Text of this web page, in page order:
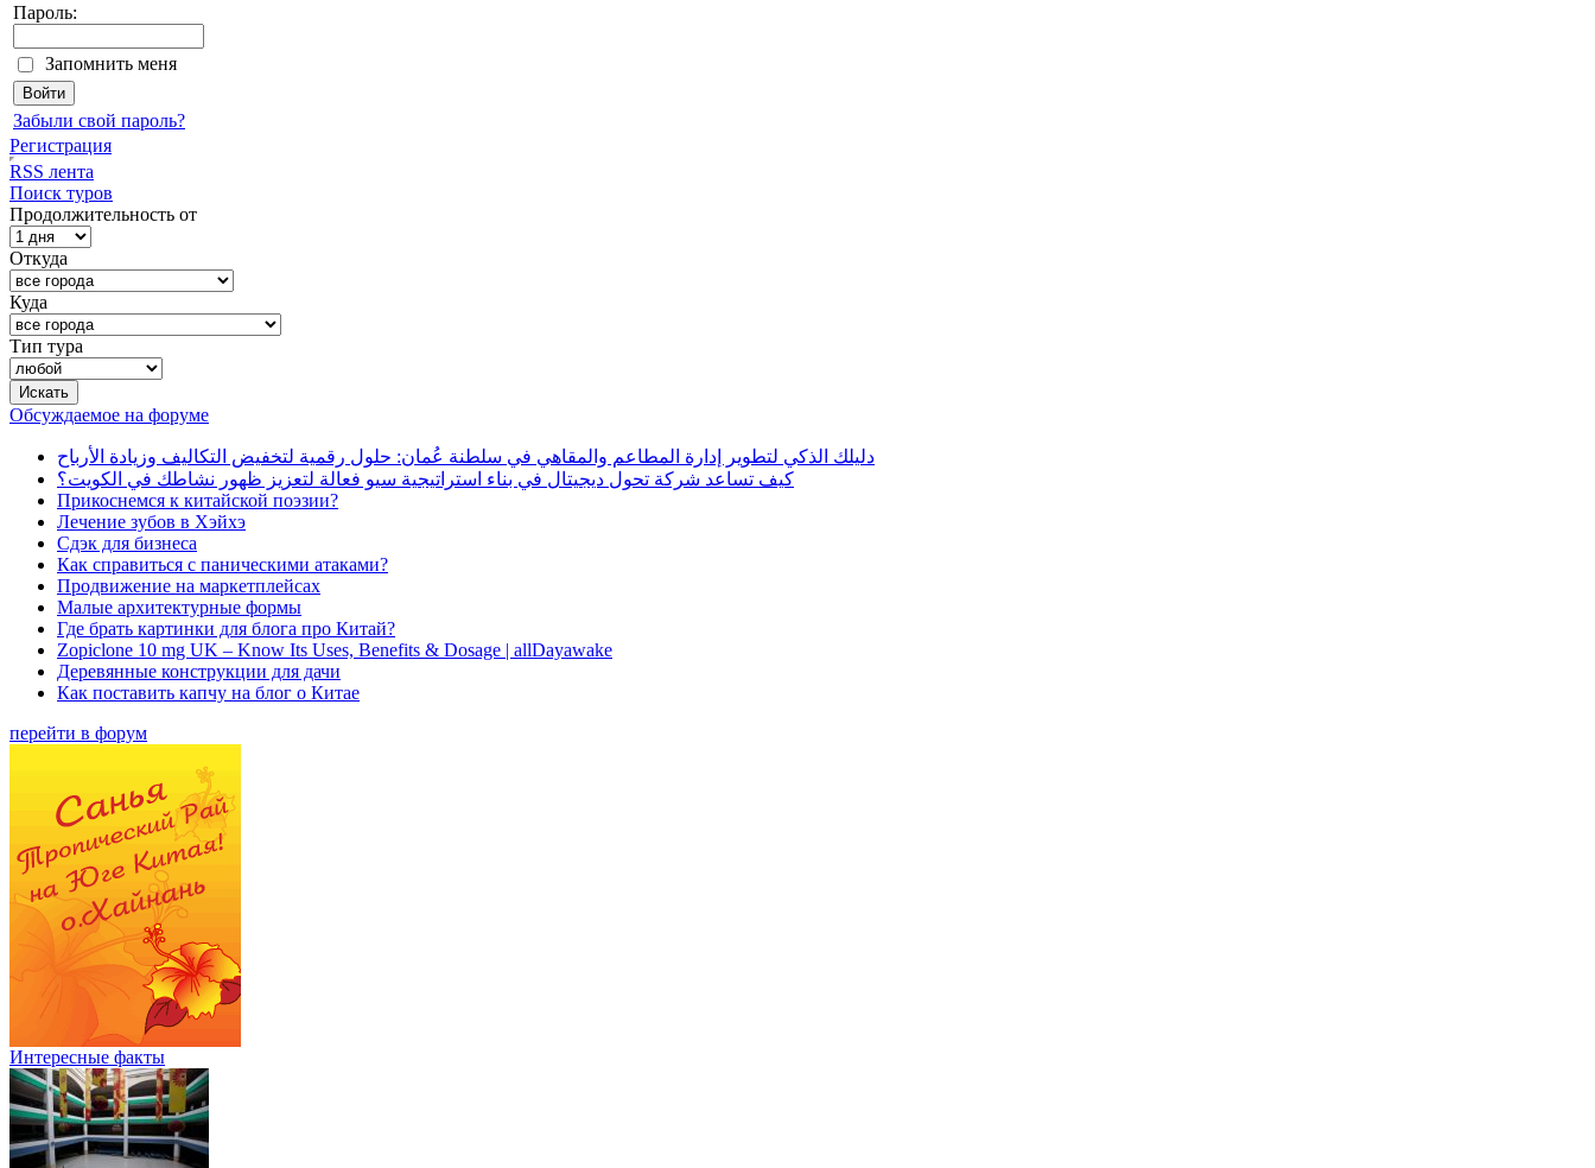
Пароль:
Запомнить меня
Забыли свой пароль?
Регистрация
RSS лента
Поиск туров
Продолжительность от
Откуда
Куда
Тип тура
Обсуждаемое на форуме
دليلك الذكي لتطوير إدارة المطاعم والمقاهي في سلطنة عُمان: حلول رقمية لتخفيض التكاليف وزيادة الأرباح
كيف تساعد شركة تحول ديجيتال في بناء استراتيجية سيو فعالة لتعزيز ظهور نشاطك في الكويت؟
Прикоснемся к китайской поэзии?
Лечение зубов в Хэйхэ
Сдэк для бизнеса
Как справиться с паническими атаками?
Продвижение на маркетплейсах
Малые архитектурные формы
Где брать картинки для блога про Китай?
Zopiclone 10 mg UK – Know Its Uses, Benefits & Dosage | allDayawake
Деревянные конструкции для дачи
Как поставить капчу на блог о Китае
перейти в форум
Интересные факты